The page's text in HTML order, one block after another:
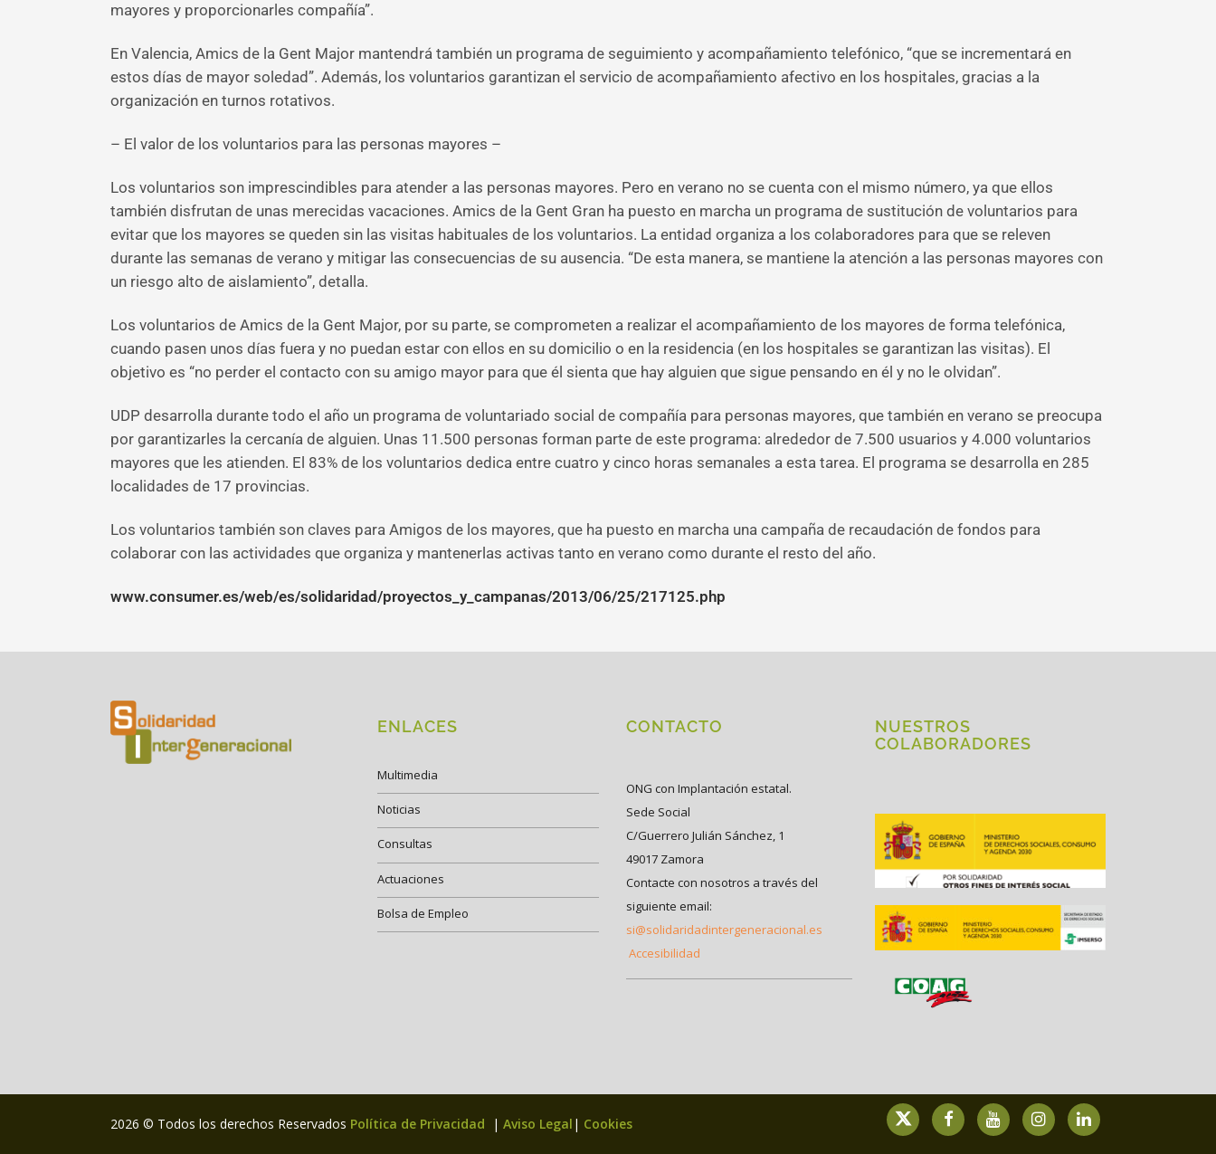
mayores y proporcionarles compañía”.
En Valencia, Amics de la Gent Major mantendrá también un programa de seguimiento y acompañamiento telefónico, “que se incrementará en
estos días de mayor soledad”. Además, los voluntarios garantizan el servicio de acompañamiento afectivo en los hospitales, gracias a la
organización en turnos rotativos.
– El valor de los voluntarios para las personas mayores –
Los voluntarios son imprescindibles para atender a las personas mayores. Pero en verano no se cuenta con el mismo número, ya que ellos
también disfrutan de unas merecidas vacaciones. Amics de la Gent Gran ha puesto en marcha un programa de sustitución de voluntarios para
evitar que los mayores se queden sin las visitas habituales de los voluntarios. La entidad organiza a los colaboradores para que se releven
durante las semanas de verano y mitigar las consecuencias de su ausencia. “De esta manera, se mantiene la atención a las personas mayores con
un riesgo alto de aislamiento”, detalla.
Los voluntarios de Amics de la Gent Major, por su parte, se comprometen a realizar el acompañamiento de los mayores de forma telefónica,
cuando pasen unos días fuera y no puedan estar con ellos en su domicilio o en la residencia (en los hospitales se garantizan las visitas). El
objetivo es “no perder el contacto con su amigo mayor para que él sienta que hay alguien que sigue pensando en él y no le olvidan”.
UDP desarrolla durante todo el año un programa de voluntariado social de compañía para personas mayores, que también en verano se preocupa
por garantizarles la cercanía de alguien. Unas 11.500 personas forman parte de este programa: alrededor de 7.500 usuarios y 4.000 voluntarios
mayores que les atienden. El 83% de los voluntarios dedica entre cuatro y cinco horas semanales a esta tarea. El programa se desarrolla en 285
localidades de 17 provincias.
Los voluntarios también son claves para Amigos de los mayores, que ha puesto en marcha una campaña de recaudación de fondos para
colaborar con las actividades que organiza y mantenerlas activas tanto en verano como durante el resto del año.
www.consumer.es/web/es/solidaridad/proyectos_y_campanas/2013/06/25/217125.php
ENLACES
Multimedia
Noticias
Consultas
Actuaciones
Bolsa de Empleo
CONTACTO
ONG con Implantación estatal.
Sede Social
C/Guerrero Julián Sánchez, 1
49017 Zamora
Contacte con nosotros a través del
siguiente email:
si@solidaridadintergeneracional.es
Accesibilidad
NUESTROS
COLABORADORES
2026 © Todos los derechos Reservados Política de Privacidad | Aviso Legal | Cookies